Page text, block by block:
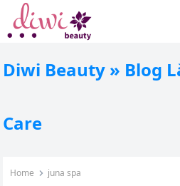
Diwi Beauty » Blog
Care
Home juna spa